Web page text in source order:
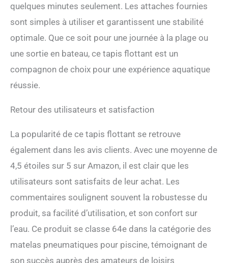
quelques minutes seulement. Les attaches fournies
sont simples à utiliser et garantissent une stabilité
optimale. Que ce soit pour une journée à la plage ou
une sortie en bateau, ce tapis flottant est un
compagnon de choix pour une expérience aquatique
réussie.
Retour des utilisateurs et satisfaction
La popularité de ce tapis flottant se retrouve
également dans les avis clients. Avec une moyenne de
4,5 étoiles sur 5 sur Amazon, il est clair que les
utilisateurs sont satisfaits de leur achat. Les
commentaires soulignent souvent la robustesse du
produit, sa facilité d’utilisation, et son confort sur
l’eau. Ce produit se classe 64e dans la catégorie des
matelas pneumatiques pour piscine, témoignant de
son succès auprès des amateurs de loisirs